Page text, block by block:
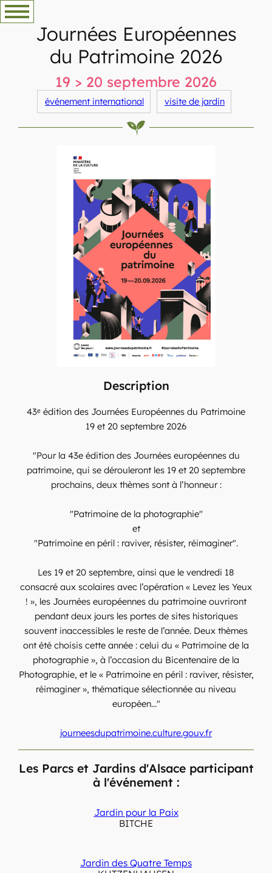
Aller
au
contenuJournées Européennes
du Patrimoine 2026
19 > 20 septembre 2026
événement international visite de jardin
Description
43ᵉ édition des Journées Européennes du Patrimoine
19 et 20 septembre 2026
"Pour la 43e édition des Journées européennes du
patrimoine, qui se dérouleront les 19 et 20 septembre
prochains, deux thèmes sont à l’honneur :
"Patrimoine de la photographie"
et
"Patrimoine en péril : raviver, résister, réimaginer".
Les 19 et 20 septembre, ainsi que le vendredi 18
consacré aux scolaires avec l’opération « Levez les Yeux
! », les Journées européennes du patrimoine ouvriront
pendant deux jours les portes de sites historiques
souvent inaccessibles le reste de l’année. Deux thèmes
ont été choisis cette année : celui du « Patrimoine de la
photographie », à l’occasion du Bicentenaire de la
Photographie, et le « Patrimoine en péril : raviver, résister,
réimaginer », thématique sélectionnée au niveau
européen…"
journeesdupatrimoine.culture.gouv.fr
Les Parcs et Jardins d'Alsace participant
à l'événement :
Jardin pour la Paix
BITCHE
Jardin des Quatre Temps